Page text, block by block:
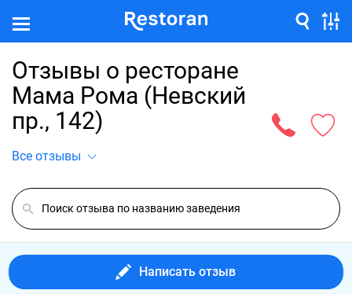
Отзывы о ресторане
Мама Рома (Невский
пр., 142)
Все отзывы
Написать отзыв